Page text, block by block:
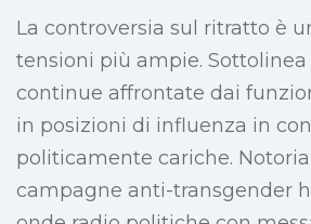
La controversia sul ritratto è
tensioni più ampie. Sottolinea
continue affrontate dai
in posizioni di influenza in
politicamente cariche.
campagne anti-transgender